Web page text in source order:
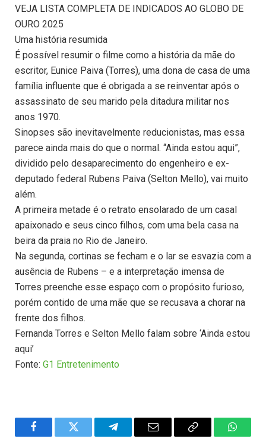
VEJA LISTA COMPLETA DE INDICADOS AO GLOBO DE
OURO 2025
Uma história resumida
É possível resumir o filme como a história da mãe do
escritor, Eunice Paiva (Torres), uma dona de casa de uma
família influente que é obrigada a se reinventar após o
assassinato de seu marido pela ditadura militar nos
anos 1970.
Sinopses são inevitavelmente reducionistas, mas essa
parece ainda mais do que o normal. “Ainda estou aqui”,
dividido pelo desaparecimento do engenheiro e ex-
deputado federal Rubens Paiva (Selton Mello), vai muito
além.
A primeira metade é o retrato ensolarado de um casal
apaixonado e seus cinco filhos, com uma bela casa na
beira da praia no Rio de Janeiro.
Na segunda, cortinas se fecham e o lar se esvazia com a
ausência de Rubens – e a interpretação imensa de
Torres preenche esse espaço com o propósito furioso,
porém contido de uma mãe que se recusava a chorar na
frente dos filhos.
Fernanda Torres e Selton Mello falam sobre ‘Ainda estou
aqui’
Fonte: G1 Entretenimento
FacebookTwitter TelegramEmail Copy